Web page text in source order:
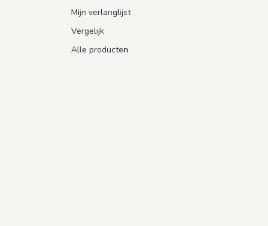
Mijn verlanglijst
Vergelijk
Alle producten